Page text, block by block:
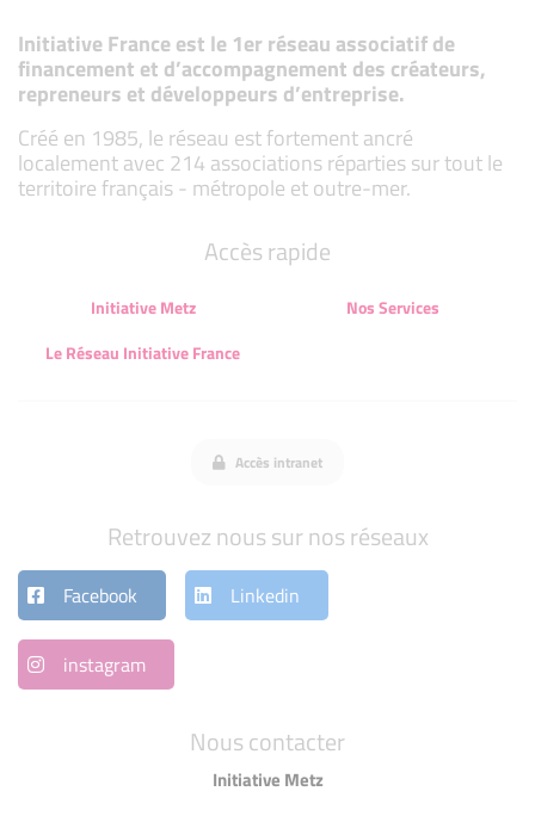
Initiative France est le 1er réseau associatif de
financement et d’accompagnement des créateurs,
repreneurs et développeurs d’entreprise.
Créé en 1985, le réseau est fortement ancré
localement avec 214 associations réparties sur tout le
territoire français - métropole et outre-mer.
Nous contacter
Initiative Metz
Accès rapide
Initiative Metz
Nos Services
Le Réseau Initiative France
Accès intranet
Retrouvez nous sur nos réseaux
Facebook Linkedin
instagram